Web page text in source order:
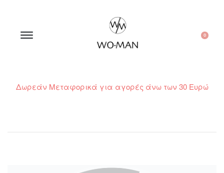
0
Δωρεάν Μεταφορικά για αγορές άνω των 30 Ευρώ